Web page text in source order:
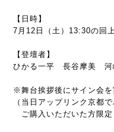
【日時】
7月12日（土）13:30の回
【登壇者】
ひかる一平 長谷摩美 河
※舞台挨拶後にサイン会を
（当日アップリンク京都
ご購入いただいた方限定